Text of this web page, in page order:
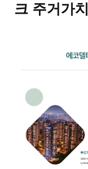
크 주거가치